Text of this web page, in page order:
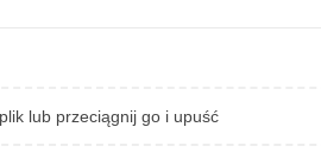
lub przeciągnij go i upuść